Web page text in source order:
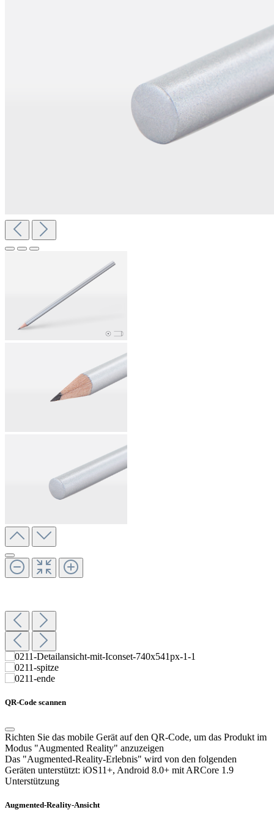
QR-Code scannen
Richten Sie das mobile Gerät auf den QR-Code, um das Produkt im
Modus "Augmented Reality" anzuzeigen
Das "Augmented-Reality-Erlebnis" wird von den folgenden
Geräten unterstützt: iOS11+, Android 8.0+ mit ARCore 1.9
Unterstützung
Augmented-Reality-Ansicht